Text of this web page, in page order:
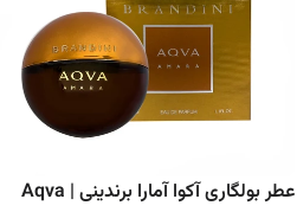
عطر بولگاری آکوا آمارا برندینی | Aqva